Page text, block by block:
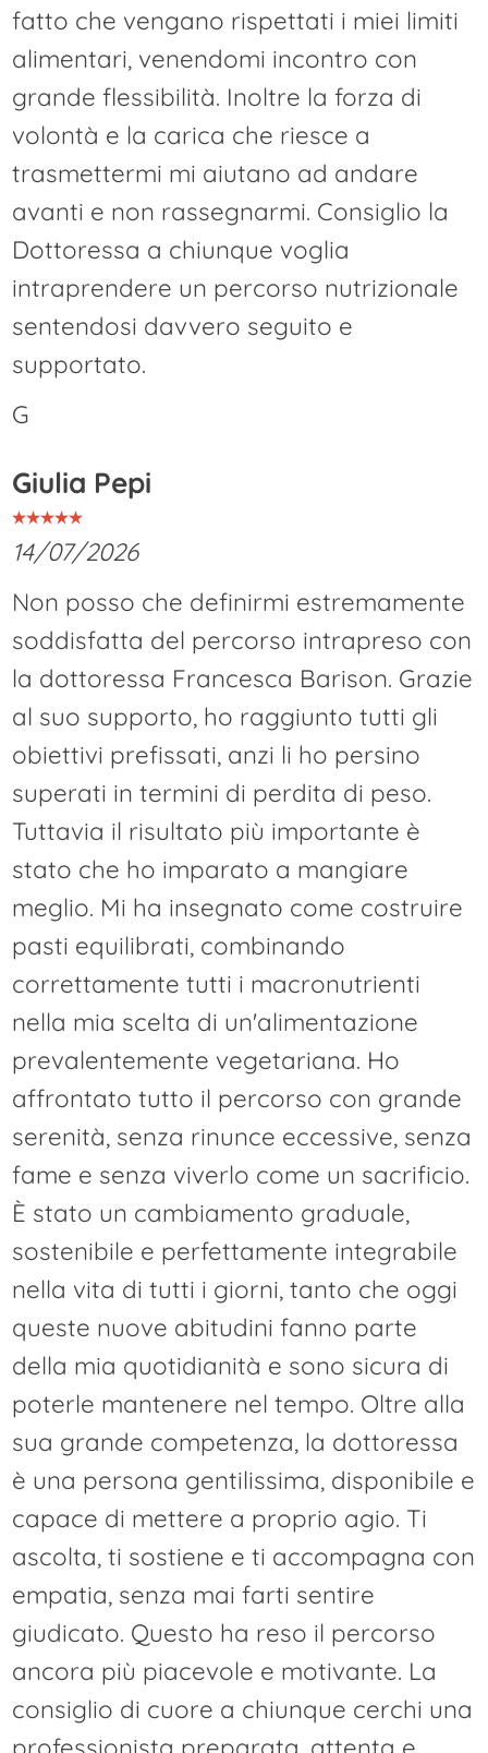
fatto che vengano rispettati i miei limiti
alimentari, venendomi incontro con
grande flessibilità. Inoltre la forza di
volontà e la carica che riesce a
trasmettermi mi aiutano ad andare
avanti e non rassegnarmi. Consiglio la
Dottoressa a chiunque voglia
intraprendere un percorso nutrizionale
sentendosi davvero seguito e
supportato.
G
Giulia Pepi
14/07/2026
Non posso che definirmi estremamente
soddisfatta del percorso intrapreso con
la dottoressa Francesca Barison. Grazie
al suo supporto, ho raggiunto tutti gli
obiettivi prefissati, anzi li ho persino
superati in termini di perdita di peso.
Tuttavia il risultato più importante è
stato che ho imparato a mangiare
meglio. Mi ha insegnato come costruire
pasti equilibrati, combinando
correttamente tutti i macronutrienti
nella mia scelta di un'alimentazione
prevalentemente vegetariana. Ho
affrontato tutto il percorso con grande
serenità, senza rinunce eccessive, senza
fame e senza viverlo come un sacrificio.
È stato un cambiamento graduale,
sostenibile e perfettamente integrabile
nella vita di tutti i giorni, tanto che oggi
queste nuove abitudini fanno parte
della mia quotidianità e sono sicura di
poterle mantenere nel tempo. Oltre alla
sua grande competenza, la dottoressa
è una persona gentilissima, disponibile e
capace di mettere a proprio agio. Ti
ascolta, ti sostiene e ti accompagna con
empatia, senza mai farti sentire
giudicato. Questo ha reso il percorso
ancora più piacevole e motivante. La
consiglio di cuore a chiunque cerchi una